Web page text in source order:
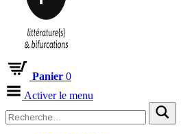
Panier 0
Activer le menu